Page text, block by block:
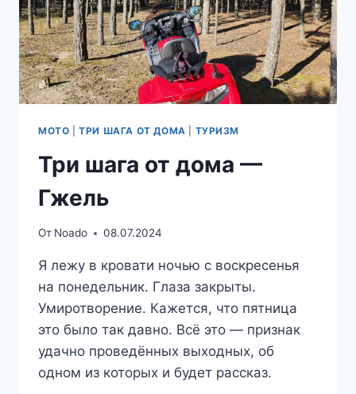
МОТО |ТРИ ШАГА ОТ ДОМА ТУРИЗМ
Три шага от дома —
Гжель
От Noado 08.07.2024
Я лежу в кровати ночью с воскресенья
на понедельник. Глаза закрыты.
Умиротворение. Кажется, что пятница
это было так давно. Всё это — признак
удачно проведённых выходных, об
одном из которых и будет рассказ.